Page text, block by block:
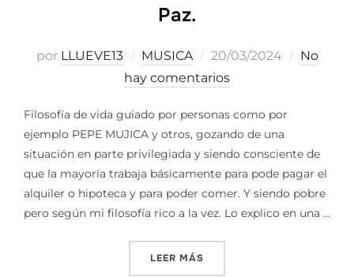
Paz.
por LLUEVE13 MUSICA
Publicado
el
20/03/2024
No
hay comentarios
Filosofía de vida guiado por personas como por
ejemplo PEPE MUJICA y otros, gozando de una
situación en parte privilegiada y siendo consciente de
que la mayoría trabaja básicamente para pode pagar el
alquiler o hipoteca y para poder comer. Y siendo pobre
pero según mi filosofía rico a la vez. Lo explico en una …
LEER MÁS